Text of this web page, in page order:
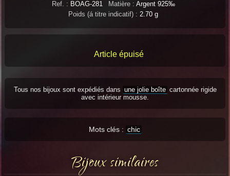
Ref. : BOAG-281 Matière : Argent 925‰
Poids (á titre indicatif) : 2.70 g
Article épuisé
Tous nos bijoux sont expédiés dans une jolie boîte cartonnée rigide
avec intérieur mousse.
Mots clés : chic
Bijoux similaires